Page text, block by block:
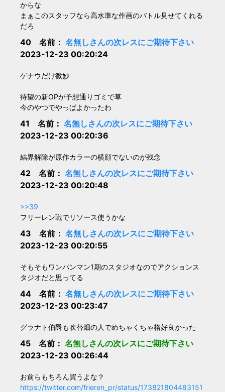
からな
まぁこのスタッフなら高水準な作画のバトル見せてくれる
だろ
40 名前： 名無しさんの次レスにご期待下さい
2023-12-23 00:20:24
ゲナウだけ微妙
待望の新OPが予想通りゴミで草
今のやつでやっぱよかったわ
41 名前： 名無しさんの次レスにご期待下さい
2023-12-23 00:20:36
結界解除が原作カラーの横顔でないのが残念
42 名前： 名無しさんの次レスにご期待下さい
2023-12-23 00:20:48
>>39
フリーレン戦でリソース使うかな
43 名前： 名無しさんの次レスにご期待下さい
2023-12-23 00:20:55
そもそもワンパンマン1期のスタジオなのでアクションス
タジオだと思ってる
44 名前： 名無しさんの次レスにご期待下さい
2023-12-23 00:23:47
グラナト伯爵も吹替畑の人でめちゃくちゃ格好良かった
45 名前： 名無しさんの次レスにご期待下さい
2023-12-23 00:26:44
お前らもちろん買うよな？
https://twitter.com/frieren_pr/status/173821804483151